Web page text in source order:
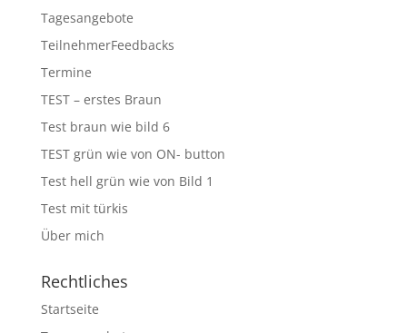
Tagesangebote
TeilnehmerFeedbacks
Termine
TEST – erstes Braun
Test braun wie bild 6
TEST grün wie von ON- button
Test hell grün wie von Bild 1
Test mit türkis
Über mich
Rechtliches
Startseite